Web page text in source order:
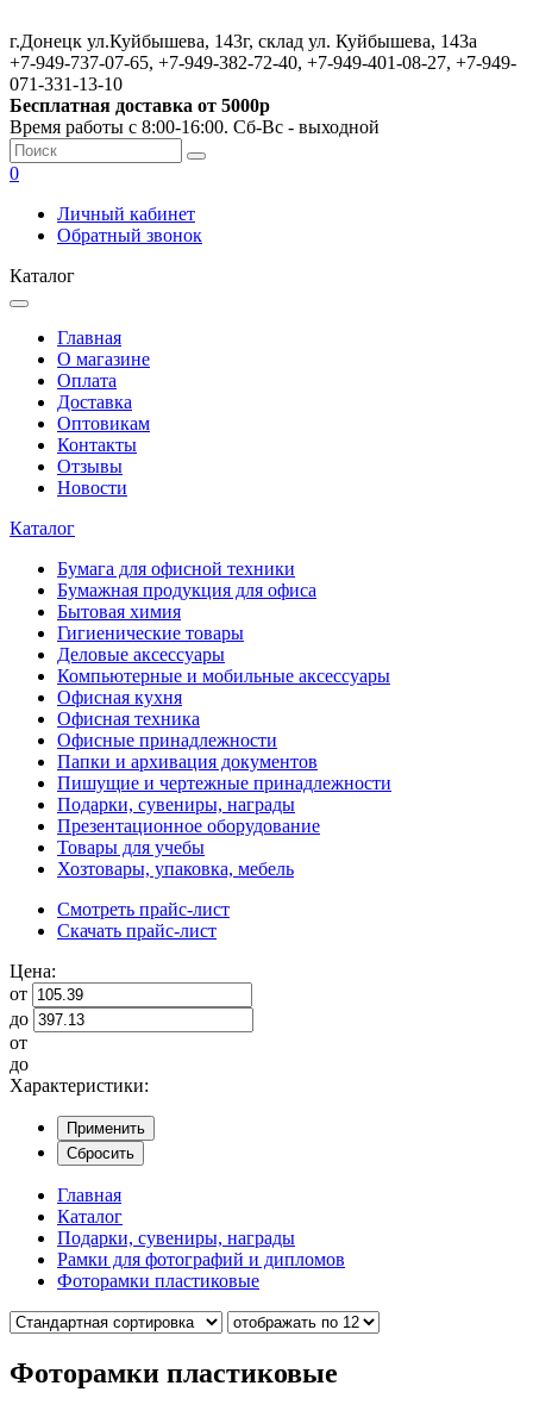
г.Донецк ул.Куйбышева, 143г, склад ул. Куйбышева, 143а
+7-949-737-07-65, +7-949-382-72-40, +7-949-401-08-27, +7-949-
071-331-13-10
Бесплатная доставка от 5000р
Время работы с 8:00-16:00. Сб-Вс - выходной
0
Личный кабинет
Обратный звонок
Каталог
Главная
О магазине
Оплата
Доставка
Оптовикам
Контакты
Отзывы
Новости
Каталог
Бумага для офисной техники
Бумажная продукция для офиса
Бытовая химия
Гигиенические товары
Деловые аксессуары
Компьютерные и мобильные аксессуары
Офисная кухня
Офисная техника
Офисные принадлежности
Папки и архивация документов
Пишущие и чертежные принадлежности
Подарки, сувениры, награды
Презентационное оборудование
Товары для учебы
Хозтовары, упаковка, мебель
Смотреть прайс-лист
Скачать прайс-лист
Цена:
от
до
от
до
Характеристики:
Применить
Сбросить
Главная
Каталог
Подарки, сувениры, награды
Рамки для фотографий и дипломов
Фоторамки пластиковые
Фоторамки пластиковые